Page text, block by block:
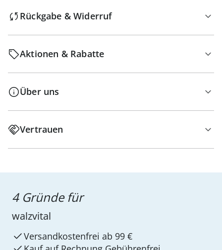
Rückgabe & Widerruf
Aktionen & Rabatte
Über uns
Vertrauen
4 Gründe für
walzvital
Versandkostenfrei ab 99 €